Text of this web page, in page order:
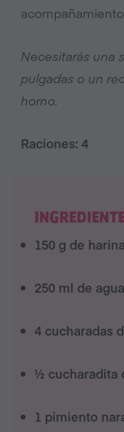
Necesitarás una
pulgadas o un
horno.
Raciones: 4
150 g de
250 ml de agua
4 cucharadas
½ cucharadita
1 pimiento